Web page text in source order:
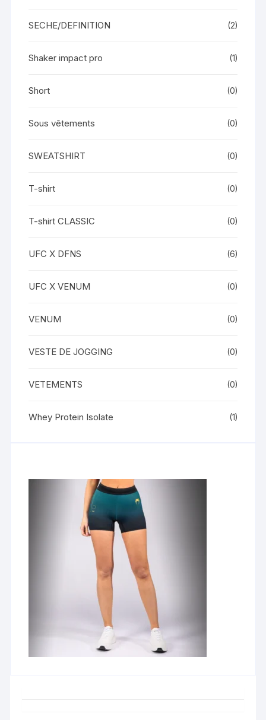
SECHE/DEFINITION (2)
Shaker impact pro (1)
Short (0)
Sous vêtements (0)
SWEATSHIRT (0)
T-shirt (0)
T-shirt CLASSIC (0)
UFC X DFNS (6)
UFC X VENUM (0)
VENUM (0)
VESTE DE JOGGING (0)
VETEMENTS (0)
Whey Protein Isolate (1)